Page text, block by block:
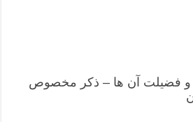
و فضیلت آن ها – ذکر مخصوص